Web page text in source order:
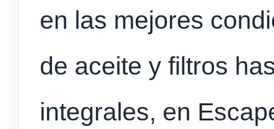
en las mejores
de aceite y filtros
integrales, en